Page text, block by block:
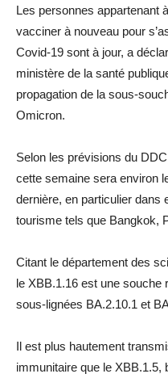
Les personnes appartenant
vacciner à nouveau pour
Covid-19 sont à jour, a
ministère de la santé
propagation de la sous-
Omicron.
Selon les prévisions du
cette semaine sera environ
dernière, en particulier dans
tourisme tels que Bangkok,
Citant le département des
le XBB.1.16 est une souche
sous-lignées BA.2.10.1 et
Il est plus hautement
immunitaire que le XBB.1.5,